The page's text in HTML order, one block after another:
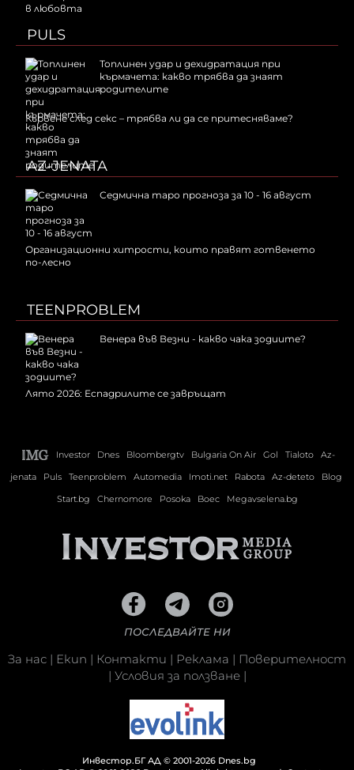
PULS
Топлинен удар и дехидратация при
кърмачета: какво трябва да знаят
родителите
Кървене след секс – трябва ли да се притесняваме?
AZ-JENATA
Седмична таро прогноза за 10 - 16 август
Организационни хитрости, които правят готвенето
по-лесно
TEENPROBLEM
Венера във Везни - какво чака зодиите?
Лято 2026: Еспадрилите се завръщат
Investor Dnes Bloombergtv Bulgaria On Air Gol Tialoto
Az-
jenata
Puls Teenproblem Automedia Imoti.net Rabota Az-deteto
Blog
Start.bg
Chernomore Posoka Boec Megavselena.bg
ПОСЛЕДВАЙТЕ НИ
За нас | Екип | Контакти | Реклама | Поверителност
| Условия за ползване|
Инвестор.БГ АД © 2001-2026 Dnes.bg